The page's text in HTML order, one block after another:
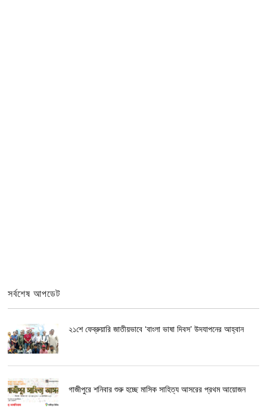
সর্বশেষ আপডেট
২১শে ফেব্রুয়ারি জাতীয়ভাবে ‘বাংলা ভাষা দিবস’ উদযাপনের আহ্বান
গাজীপুরে শনিবার শুরু হচ্ছে মাসিক সাহিত্য আসরের প্রথম আয়োজন